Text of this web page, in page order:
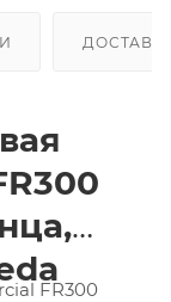
FR300